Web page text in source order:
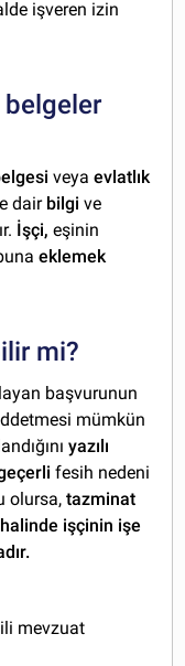
işveren izin
veyaevlatlık
dair bilgi ve
İşçi, eşinin
eklemek
mi?
başvurunun
mümkün
yazılı
fesih nedeni
olursa,tazminat
işçinin işe
mevzuat